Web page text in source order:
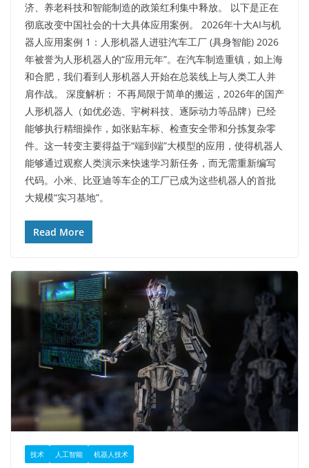
济、养老科技和智能制造的政策红利集中释放。 以下是正在
彻底改变中国社会的十大具体应用案例。 2026年十大AI与机
器人应用案例 1：人形机器人进驻汽车工厂 (具身智能) 2026
年被誉为人形机器人的“应用元年”。在汽车制造重镇，如上海
和合肥，我们看到人形机器人开始在总装线上与人类工人并
肩作战。 深度解析： 不再局限于简单的搬运，2026年的国产
人形机器人（如优必选、宇树科技、逐际动力等品牌）已经
能够执行精细操作，如张贴车标、检查安全带和分拣复杂零
件。这一转变主要得益于“端到端”大模型的应用，使得机器人
能够通过观察人类演示来快速学习新任务，而无需重新编写
代码。小米、比亚迪等车企的工厂已成为这些机器人的首批
大规模“实习基地”。
Read More
技术 人工智能 机器人技术